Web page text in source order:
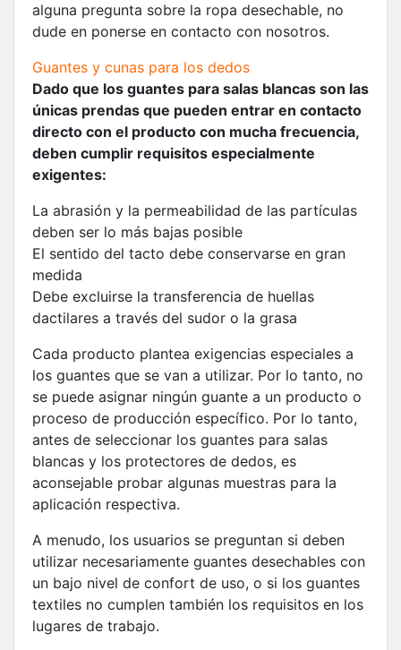
alguna pregunta sobre la ropa desechable, no
dude en ponerse en contacto con nosotros.
Guantes y cunas para los dedos
Dado que los guantes para salas blancas son las
únicas prendas que pueden entrar en contacto
directo con el producto con mucha frecuencia,
deben cumplir requisitos especialmente
exigentes:
La abrasión y la permeabilidad de las partículas
deben ser lo más bajas posible
El sentido del tacto debe conservarse en gran
medida
Debe excluirse la transferencia de huellas
dactilares a través del sudor o la grasa
Cada producto plantea exigencias especiales a
los guantes que se van a utilizar. Por lo tanto, no
se puede asignar ningún guante a un producto o
proceso de producción específico. Por lo tanto,
antes de seleccionar los guantes para salas
blancas y los protectores de dedos, es
aconsejable probar algunas muestras para la
aplicación respectiva.
A menudo, los usuarios se preguntan si deben
utilizar necesariamente guantes desechables con
un bajo nivel de confort de uso, o si los guantes
textiles no cumplen también los requisitos en los
lugares de trabajo.